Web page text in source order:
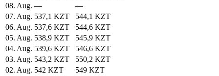
08. Aug. —
—
07. Aug. 537,1 KZT
544,1 KZT
06. Aug. 537,6 KZT
544,6 KZT
05. Aug. 538,9 KZT
545,9 KZT
04. Aug. 539,6 KZT
546,6 KZT
03. Aug. 543,2 KZT
550,2 KZT
02. Aug. 542 KZT
549 KZT